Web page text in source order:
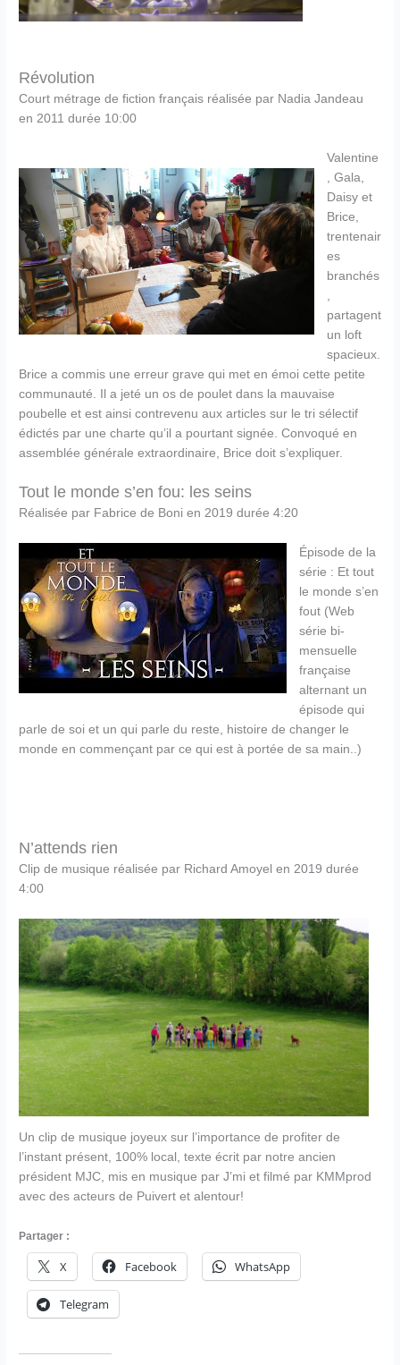
Révolution
Court métrage de fiction français réalisée par Nadia Jandeau
en 2011 durée 10:00
Valentine
, Gala,
Daisy et
Brice,
trentenair
es
branchés
partagent
un loft
spacieux.
Brice a commis une erreur grave qui met en émoi cette petite
communauté. Il a jeté un os de poulet dans la mauvaise
poubelle et est ainsi contrevenu aux articles sur le tri sélectif
édictés par une charte qu’il a pourtant signée. Convoqué en
assemblée générale extraordinaire, Brice doit s’expliquer.
Tout le monde s’en fou: les seins
Réalisée par Fabrice de Boni en 2019 durée 4:20
Épisode de la
série : Et tout
le monde s’en
fout (Web
série bi-
mensuelle
française
alternant un
épisode qui
parle de soi et un qui parle du reste, histoire de changer le
monde en commençant par ce qui est à portée de sa main..)
N’attends rien
Clip de musique réalisée par Richard Amoyel en 2019 durée
4:00
Un clip de musique joyeux sur l’importance de profiter de
l’instant présent, 100% local, texte écrit par notre ancien
président MJC, mis en musique par J’mi et filmé par KMMprod
avec des acteurs de Puivert et alentour!
Partager :
X Facebook WhatsApp
Telegram